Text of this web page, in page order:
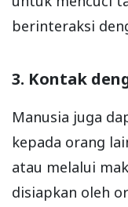
berinteraksi
3. Kontak
Manusia juga
kepada orang
atau melalui
disiapkan oleh